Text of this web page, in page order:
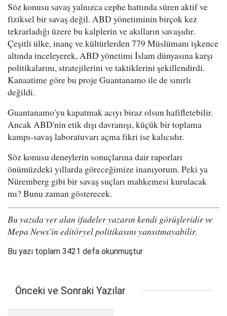
Söz konusu savaş yalnızca cephe hattında süren aktif ve
fiziksel bir savaş değil. ABD yönetiminin birçok kez
tekrarladığı üzere bu kalplerin ve akılların savaşıdır.
Çeşitli ülke, inanç ve kültürlerden 779 Müslümanı işkence
altında inceleyerek, ABD yönetimi İslam dünyasına karşı
politikalarını, stratejilerini ve taktiklerini şekillendirdi.
Kanaatime göre bu proje Guantanamo ile de sınırlı
değildi.
Guantanamo'yu kapatmak acıyı biraz olsun hafifletebilir.
Ancak ABD'nin etik dışı davranışı, küçük bir toplama
kampı-savaş laboratuvarı açma fikri ise kalıcıdır.
Söz konusu deneylerin sonuçlarına dair raporları
önümüzdeki yıllarda göreceğimize inanıyorum. Peki ya
Nüremberg gibi bir savaş suçları mahkemesi kurulacak
mı? Bunu zaman gösterecek.
Bu yazıda yer alan ifadeler yazarın kendi görüşleridir ve
Mepa News'in editöryel politikasını yansıtmayabilir.
Bu yazı toplam 3421 defa okunmuştur
Önceki ve Sonraki Yazılar